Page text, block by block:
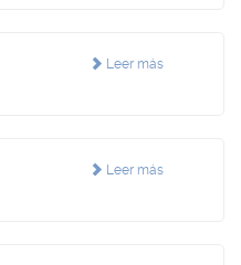
Leer más
Leer más